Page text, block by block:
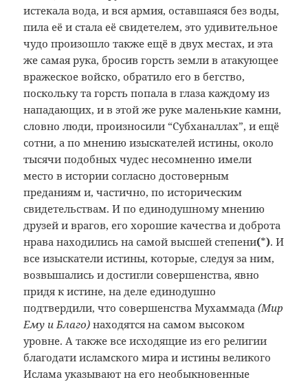
истекала вода, и вся армия, оставшаяся без воды,
пила её и стала её свидетелем, это удивительное
чудо произошло также ещё в двух местах, и эта
же самая рука, бросив горсть земли в атакующее
вражеское войско, обратило его в бегство,
поскольку та горсть попала в глаза каждому из
нападающих, и в этой же руке маленькие камни,
словно люди, произносили “Субханаллах”, и ещё
сотни, а по мнению изыскателей истины, около
тысячи подобных чудес несомненно имели
место в истории согласно достоверным
преданиям и, частично, по историческим
свидетельствам. И по единодушному мнению
друзей и врагов, его хорошие качества и доброта
нрава находились на самой высшей степени(*). И
все изыскатели истины, которые, следуя за ним,
возвышались и достигли совершенства, явно
придя к истине, на деле единодушно
подтвердили, что совершенства Мухаммада(Мир
Ему и Благо) находятся на самом высоком
уровне. А также все исходящие из его религии
благодати исламского мира и истины великого
Ислама указывают на его необыкновенные